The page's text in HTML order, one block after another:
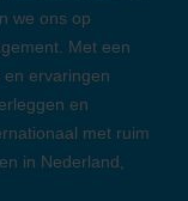
we ons op
Met een
ervaringen
en
met ruim
in Nederland,